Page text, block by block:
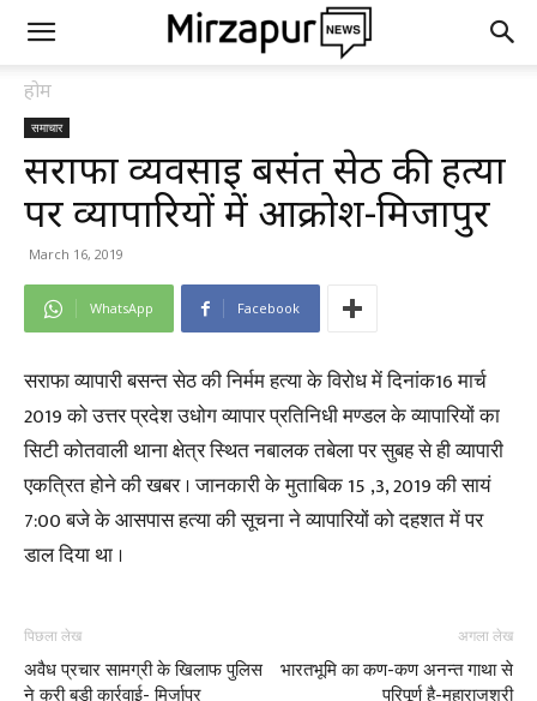
होम
समाचार
सर्राफा व्यवसाई बसंत सेठ की हत्या
पर व्यापारियों में आक्रोश-मिर्जापुर
March 16, 2019
WhatsApp Facebook
सराफा व्यापारी बसन्त सेठ की निर्मम हत्या के विरोध में दिनांक16 मार्च
2019 को उत्तर प्रदेश उधोग व्यापार प्रतिनिधी मण्डल के व्यापारियों का
सिटी कोतवाली थाना क्षेत्र स्थित नबालक तबेला पर सुबह से ही व्यापारी
एकत्रित होने की खबर । जानकारी के मुताबिक 15 ,3, 2019 की सायं
7:00 बजे के आसपास हत्या की सूचना ने व्यापारियों को दहशत में पर
डाल दिया था ।
पिछला लेख
अवैध प्रचार सामग्री के खिलाफ पुलिस
ने करी बड़ी कार्रवाई- मिर्जापुर
अगला लेख
भारतभूमि का कण-कण अनन्त गाथा से
परिपूर्ण है-महाराजश्री